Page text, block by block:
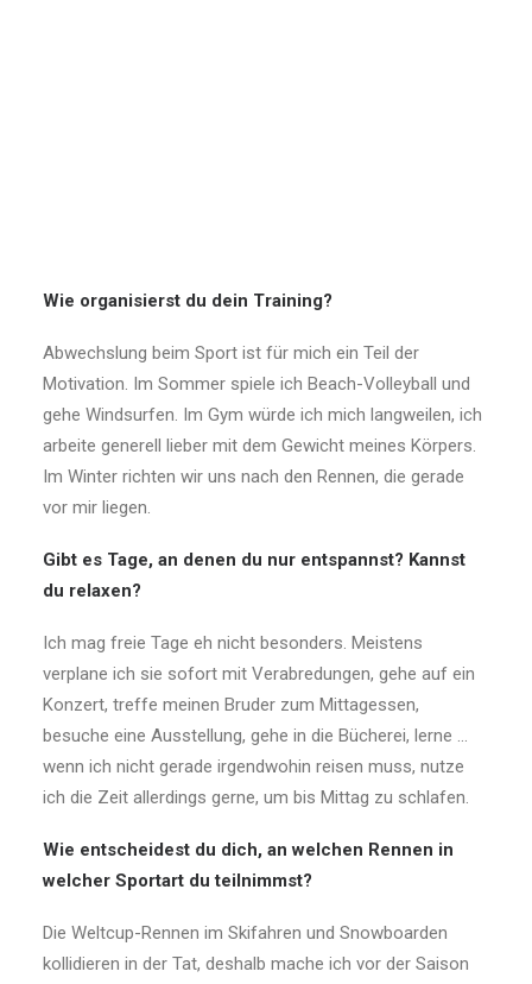
Wie organisierst du dein Training?
Abwechslung beim Sport ist für mich ein Teil der
Motivation. Im Sommer spiele ich Beach-Volleyball und
gehe Windsurfen. Im Gym würde ich mich langweilen, ich
arbeite generell lieber mit dem Gewicht meines Körpers.
Im Winter richten wir uns nach den Rennen, die gerade
vor mir liegen.
Gibt es Tage, an denen du nur entspannst? Kannst
du relaxen?
Ich mag freie Tage eh nicht besonders. Meistens
verplane ich sie sofort mit Verabredungen, gehe auf ein
Konzert, treffe meinen Bruder zum Mittagessen,
besuche eine Ausstellung, gehe in die Bücherei, lerne …
wenn ich nicht gerade irgendwohin reisen muss, nutze
ich die Zeit allerdings gerne, um bis Mittag zu schlafen.
Wie entscheidest du dich, an welchen Rennen in
welcher Sportart du teilnimmst?
Die Weltcup-Rennen im Skifahren und Snowboarden
kollidieren in der Tat, deshalb mache ich vor der Saison